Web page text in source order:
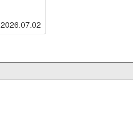
2026.07.02